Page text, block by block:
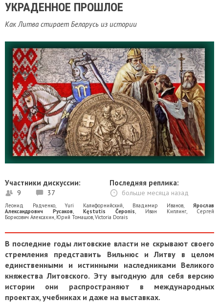
УКРАДЕННОЕ ПРОШЛОЕ
Как Литва стирает Беларусь из истории
Участники дискуссии:
9 37
Последняя реплика:
больше месяца назад
Леонид Радченко,Yuri Калифорнийский, Владимир Иванов,Ярослав
Александрович Русаков, Kęstutis Čeponis, Иван Киплинг, Сергей
Борисович Алексахин, Юрий Томашов,Victoria Dorais
В последние годы литовские власти не скрывают своего
стремления представить Вильнюс и Литву в целом
единственными и истинными наследниками Великого
княжества Литовского. Эту выгодную для себя версию
истории они распространяют в международных
проектах, учебниках и даже на выставках.